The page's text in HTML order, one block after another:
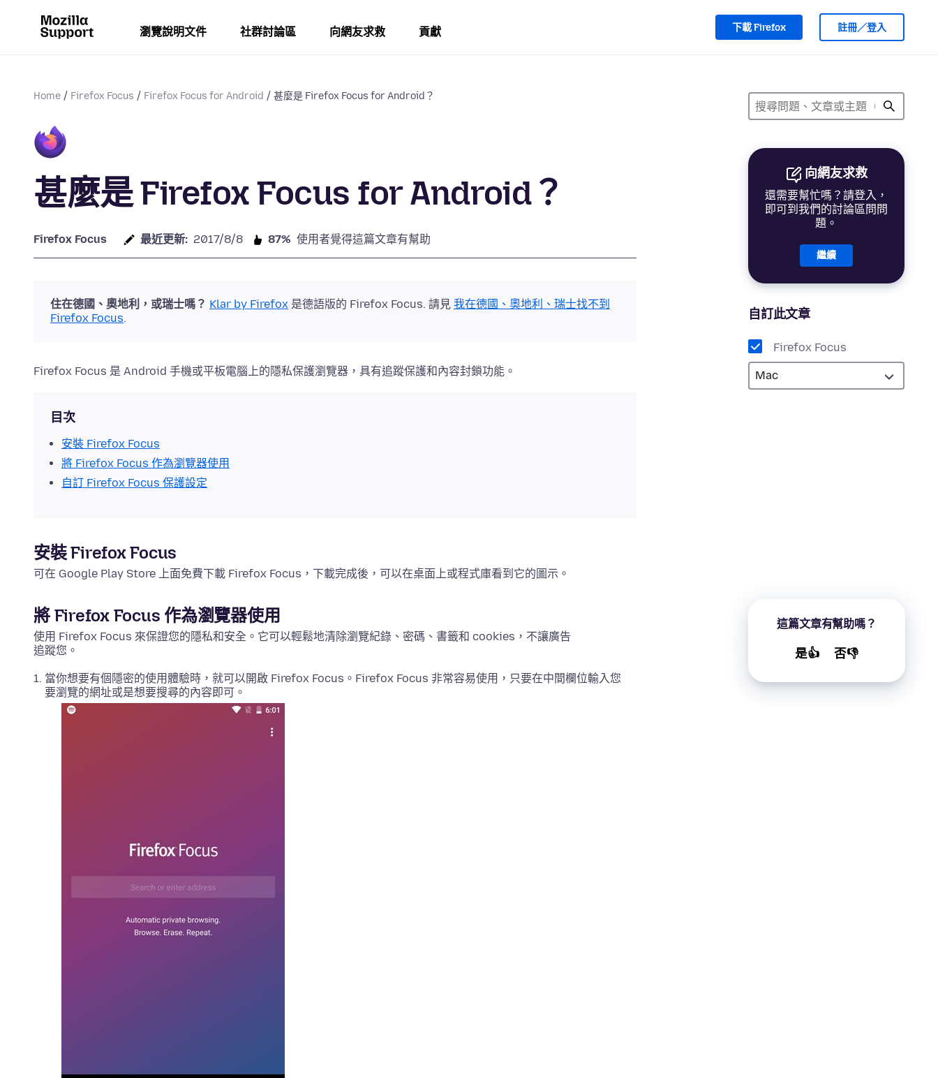
瀏覽說明文件 社群討論區 向網友求救 貢獻 下載 Firefox 註冊／登入
Home Firefox Focus Firefox Focus for Android 甚麼是 Firefox Focus for Android？
向網友求救
還需要幫忙嗎？請登入，
即可到我們的討論區問問
題。
繼續
自訂此文章
Firefox Focus
這篇文章有幫助嗎？
是👍 否👎
甚麼是 Firefox Focus for Android？
Firefox Focus 最近更新: 2017/8/8 87% 使用者覺得這篇文章有幫助
住在德國、奧地利，或瑞士嗎？ Klar by Firefox 是德語版的 Firefox Focus. 請見 我在德國、奧地利、瑞士找不到
Firefox Focus.
Firefox Focus 是 Android 手機或平板電腦上的隱私保護瀏覽器，具有追蹤保護和內容封鎖功能。
目次
安裝 Firefox Focus
將 Firefox Focus 作為瀏覽器使用
自訂 Firefox Focus 保護設定
安裝 Firefox Focus
可在 Google Play Store 上面免費下載 Firefox Focus，下載完成後，可以在桌面上或程式庫看到它的圖示。
將 Firefox Focus 作為瀏覽器使用
使用 Firefox Focus 來保證您的隱私和安全。它可以輕鬆地清除瀏覽紀錄、密碼、書籤和 cookies，不讓廣告
追蹤您。
當你想要有個隱密的使用體驗時，就可以開啟 Firefox Focus。Firefox Focus 非常容易使用，只要在中間欄位輸入您
要瀏覽的網址或是想要搜尋的內容即可。